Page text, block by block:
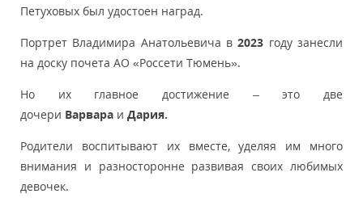
Петуховых был удостоен наград.
Портрет Владимира Анатольевича в2023 году занесли
на доску почета АО «Россети Тюмень».
Но их главное достижение – это две
дочери Варвара и Дария.
Родители воспитывают их вместе, уделяя им много
внимания и разносторонне развивая своих любимых
девочек.